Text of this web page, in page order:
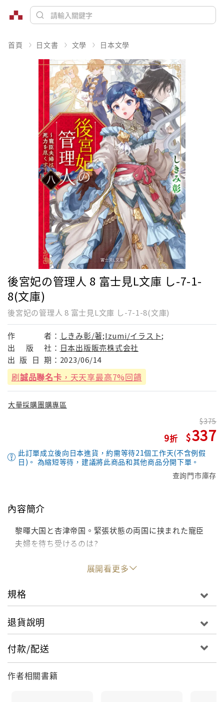
首頁 日文書 文學 日本文學
後宮妃の管理人 8 富士見L文庫 し-7-1-
8(文庫)
後宮妃の管理人 8 富士見L文庫 し-7-1-8(文庫)
作 者： しきみ彰/著;Izumi/イラスト;
出
版 社： 日本出版販売株式会社
出 版 日 期： 2023/06/14
刷誠品聯名卡 ，天天享最高7%回饋
大量採購團購專區
9
375
337
此訂單成立後向日本進貨，約需等待21個工作天(不含例假
日)。 為縮短等待，建議將此商品和其他商品分開下單。
查詢門市庫存
內容簡介
黎暉大国と杏津帝国。緊張状態の両国に挟まれた寵臣
夫婦を待ち受けるのは?
展開看更多
規格
退貨說明
付款/配送
作者相關書籍